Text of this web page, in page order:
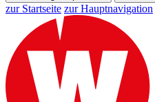
zur Startseite zur Hauptnavigation